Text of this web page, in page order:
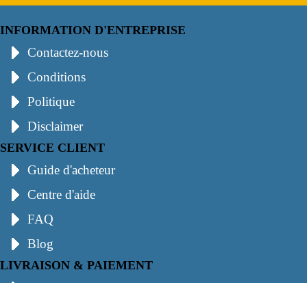
INFORMATION D'ENTREPRISE
Contactez-nous
Conditions
Politique
Disclaimer
SERVICE CLIENT
Guide d'acheteur
Centre d'aide
FAQ
Blog
LIVRAISON & PAIEMENT